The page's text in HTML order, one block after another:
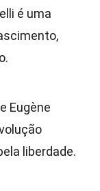
é uma
Eugène
liberdade.